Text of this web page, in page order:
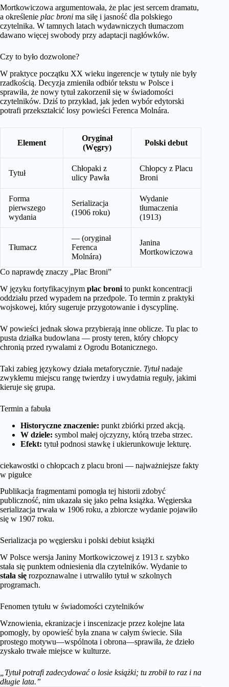
Mortkowiczowa argumentowała, że plac jest sercem dramatu,
a określenie plac broni ma siłę i jasność dla polskiego
czytelnika. W tamnych latach wydawniczych tłumaczom
dawano więcej swobody przy adaptacji nagłówków.
Czy to było dozwolone?
W praktyce początku XX wieku ingerencje w tytuły nie były
rzadkością. Decyzja zmieniła odbiór tekstu w Polsce i
sprawiła, że nowy tytuł zakorzenił się w świadomości
czytelników. Dziś to przykład, jak jeden wybór edytorski
potrafi przekształcić losy powieści Ferenca Molnára.
Element
Oryginał
(Węgry)
Polski debut
Tytuł
Chłopaki z
ulicy Pawła
Chłopcy z Placu
Broni
Forma
pierwszego
wydania
Serializacja
(1906 roku)
Wydanie
tłumaczenia
(1913)
Tłumacz
— (oryginał
Ferenca
Molnára)
Janina
Mortkowiczowa
Co naprawdę znaczy „Plac Broni”
W języku fortyfikacyjnym plac broni to punkt koncentracji
oddziału przed wypadem na przedpole. To termin z praktyki
wojskowej, który sugeruje przygotowanie i dyscyplinę.
W powieści jednak słowa przybierają inne oblicze. Tu plac to
pusta działka budowlana — prosty teren, który chłopcy
chronią przed rywalami z Ogrodu Botanicznego.
Taki zabieg językowy działa metaforycznie. Tytułnadaje
zwykłemu miejscu rangę twierdzy i uwydatnia reguły, jakimi
kieruje się grupa.
Termin a fabuła
Historyczne znaczenie: punkt zbiórki przed akcją.
W dziele: symbol małej ojczyzny, którą trzeba strzec.
Efekt: tytuł podnosi stawkę i ukierunkowuje lekturę.
ciekawostki o chłopcach z placu broni — najważniejsze fakty
w pigułce
Publikacja fragmentami pomogła tej historii zdobyć
publiczność, nim ukazała się jako pełna książka. Węgierska
serializacja trwała w 1906 roku, a zbiorcze wydanie pojawiło
się w 1907 roku.
Serializacja po węgiersku i polski debiut książki
W Polsce wersja Janiny Mortkowiczowej z 1913 r. szybko
stała się punktem odniesienia dla czytelników. Wydanie to
stała się rozpoznawalne i utrwaliło tytuł w szkolnych
programach.
Fenomen tytułu w świadomości czytelników
Wznowienia, ekranizacje i inscenizacje przez kolejne lata
pomogły, by opowieść była znana w całym świecie. Siła
prostego motywu—wspólnota i obrona—sprawiła, że dzieło
zyskało trwałe miejsce w kulturze.
„Tytuł potrafi zadecydować o losie książki; tu zrobił to raz i na
długie lata.”